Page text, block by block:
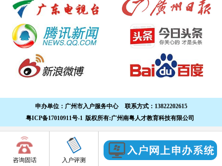
申办单位： 广州市入户服务中心 联系方式： 13822202615
粤ICP备17010911号-1 版权所有:广州南粤人才教育科技有限公司
咨询固话 入户评测